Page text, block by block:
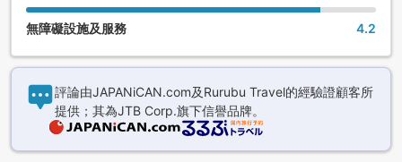
無障礙設施及服務 4.2
評論由JAPANiCAN.com及Rurubu Travel的經驗證顧客所
提供；其為JTB Corp.旗下信譽品牌。